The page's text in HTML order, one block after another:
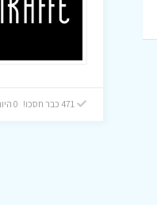
471 כבר חסכו! 0 היום